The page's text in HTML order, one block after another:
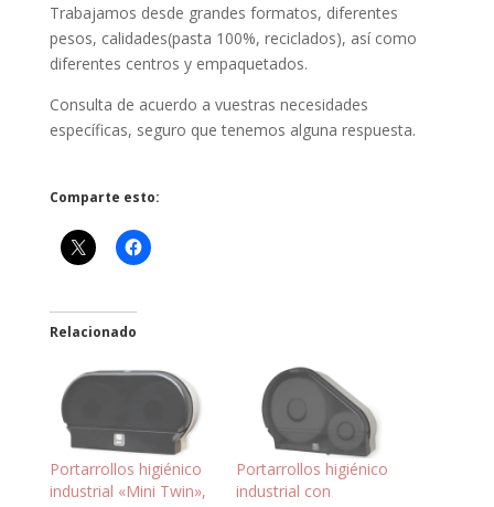
Trabajamos desde grandes formatos, diferentes
pesos, calidades(pasta 100%, reciclados), así como
diferentes centros y empaquetados.
Consulta de acuerdo a vuestras necesidades
específicas, seguro que tenemos alguna respuesta.
Comparte esto:
Relacionado
Portarrollos higiénico
industrial «Mini Twin»,
Portarrollos higiénico
industrial con